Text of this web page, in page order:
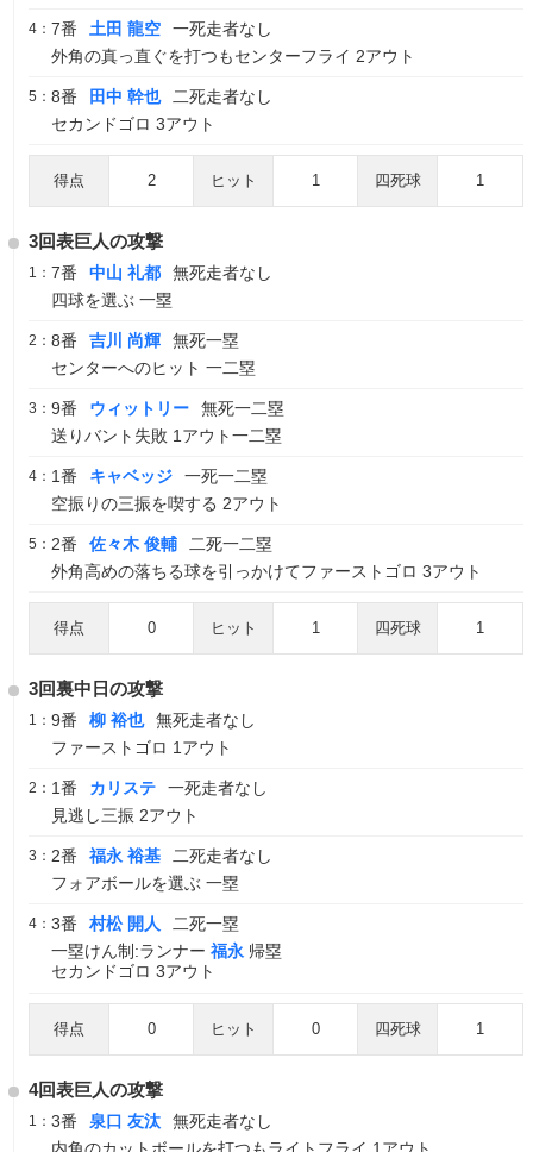
4： 7番 土田 龍空
一死走者なし
外角の真っ直ぐを打つもセンターフライ 2アウト
5： 8番 田中 幹也
二死走者なし
セカンドゴロ 3アウト
得点 2 ヒット 1 四死球 1
3回表巨人の攻撃
1： 7番 中山 礼都
無死走者なし
四球を選ぶ 一塁
2： 8番 吉川 尚輝
無死一塁
センターへのヒット 一二塁
3： 9番 ウィットリー
無死一二塁
送りバント失敗 1アウト一二塁
4： 1番 キャベッジ
一死一二塁
空振りの三振を喫する 2アウト
5： 2番 佐々木 俊輔
二死一二塁
外角高めの落ちる球を引っかけてファーストゴロ 3アウト
得点 0 ヒット 1 四死球 1
3回裏中日の攻撃
1： 9番 柳 裕也
無死走者なし
ファーストゴロ 1アウト
2： 1番 カリステ
一死走者なし
見逃し三振 2アウト
3： 2番 福永 裕基
二死走者なし
フォアボールを選ぶ 一塁
4： 3番 村松 開人
二死一塁
一塁けん制:ランナー 福永 帰塁
セカンドゴロ 3アウト
得点 0 ヒット 0 四死球 1
4回表巨人の攻撃
1： 3番 泉口 友汰
無死走者なし